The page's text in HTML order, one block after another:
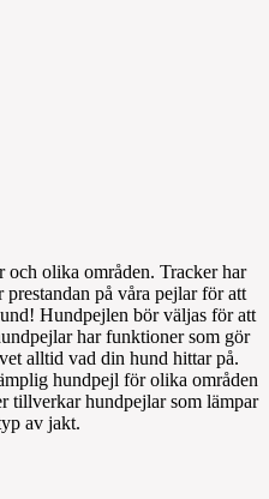
olika områden. Tracker har
på våra pejlar för att
Hundpejlen bör väljas för att
har funktioner som gör
alltid vad din hund hittar på.
hundpejl för olika områden
tillverkar hundpejlar som lämpar
av jakt.